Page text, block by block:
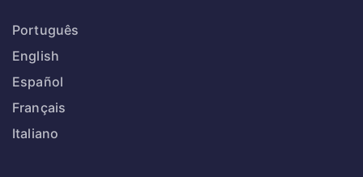
Português
English
Español
Français
Italiano